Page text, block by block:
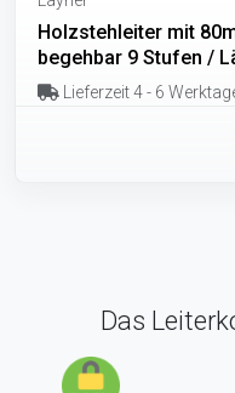
Holzstehleiter mit
begehbar 9 Stufen /
Lieferzeit 4 - 6
Das